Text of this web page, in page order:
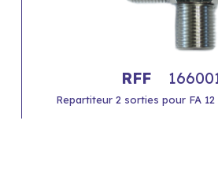
RFF
Repartiteur 2 sorties pour FA